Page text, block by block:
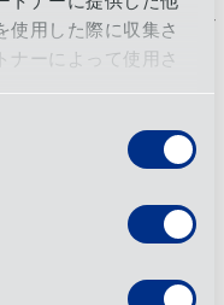
使用した際に収集さ
ナーによって使用さ
めったにない、とレヴ
う書類作成に加え、輸
ンターに送られ、そこ
査定される。「最初の
梱包、再キッティン